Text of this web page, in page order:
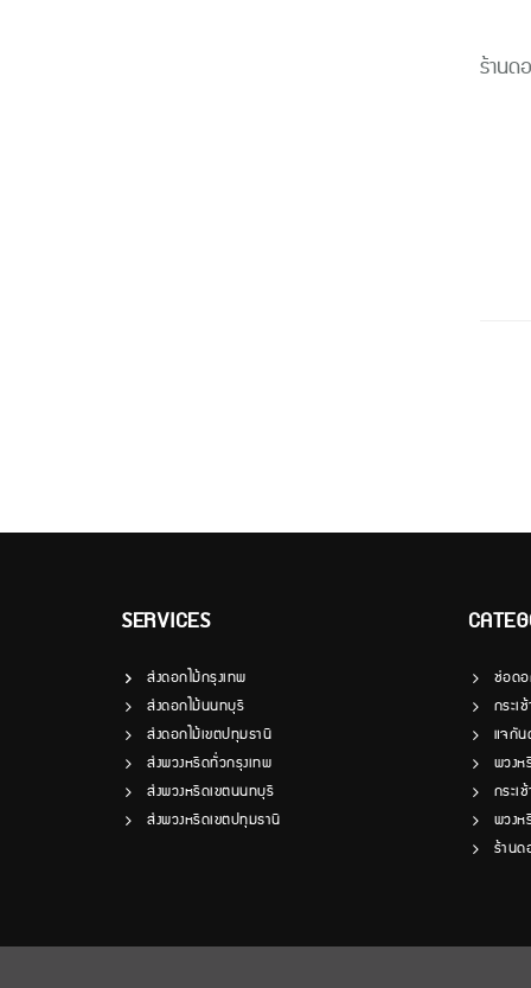
ร้านด
SERVICES
ส่งดอกไม้กรุงเทพ
ส่งดอกไม้นนทบุรี
ส่งดอกไม้เขตปทุมธานี
ส่งพวงหรีดทั่วกรุงเทพ
ส่งพวงหรีดเขตนนทบุรี
ส่งพวงหรีดเขตปทุมธานี
ช่อด
กระเ
แจกัน
พวง
กระ
พวง
ร้านด